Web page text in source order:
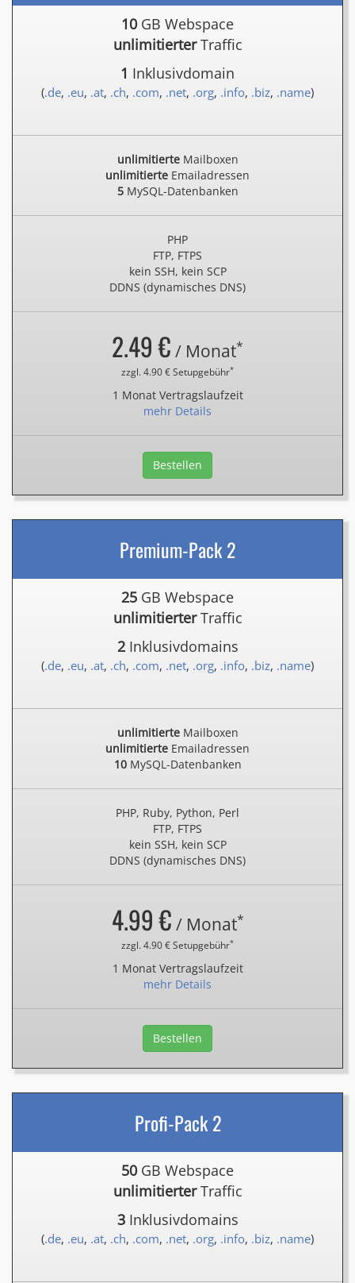
10 GB Webspace
unlimitierterTraffic
1 Inklusivdomain
(.de, .eu, .at, .ch, .com, .net, .org, .info, .biz, .name)
unlimitierteMailboxen
unlimitierte Emailadressen
5MySQL-Datenbanken
PHP
FTP, FTPS
kein SSH, kein SCP
DDNS (dynamisches DNS)
2.49 € / Monat*
zzgl. 4.90 € Setupgebühr*
1 Monat Vertragslaufzeit
mehr Details
Bestellen
Premium-Pack 2
25 GB Webspace
unlimitierterTraffic
2Inklusivdomains
(.de, .eu, .at, .ch, .com, .net, .org, .info, .biz, .name)
unlimitierteMailboxen
unlimitierte Emailadressen
10MySQL-Datenbanken
PHP, Ruby, Python, Perl
FTP, FTPS
kein SSH, kein SCP
DDNS (dynamisches DNS)
4.99 € / Monat*
zzgl. 4.90 € Setupgebühr*
1 Monat Vertragslaufzeit
mehr Details
Bestellen
Profi-Pack 2
50 GB Webspace
unlimitierterTraffic
3Inklusivdomains
(.de, .eu, .at, .ch, .com, .net, .org, .info, .biz, .name)